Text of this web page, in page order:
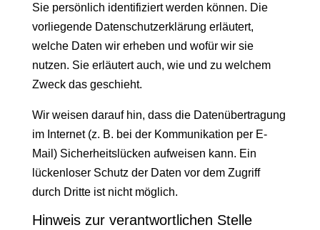
Sie persönlich identifiziert werden können. Die
vorliegende Datenschutzerklärung erläutert,
welche Daten wir erheben und wofür wir sie
nutzen. Sie erläutert auch, wie und zu welchem
Zweck das geschieht.
Wir weisen darauf hin, dass die Datenübertragung
im Internet (z. B. bei der Kommunikation per E-
Mail) Sicherheitslücken aufweisen kann. Ein
lückenloser Schutz der Daten vor dem Zugriff
durch Dritte ist nicht möglich.
Hinweis zur verantwortlichen Stelle